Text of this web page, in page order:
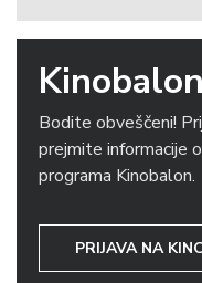
Bodite obveščeni!
prejmite informacije
programa Kinobalon.
PRIJAVA NA